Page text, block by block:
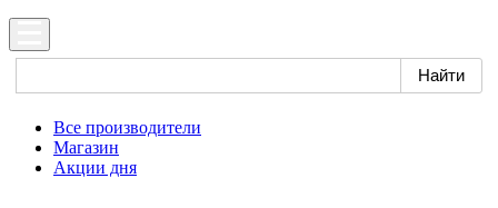
Все производители
Магазин
Акции дня